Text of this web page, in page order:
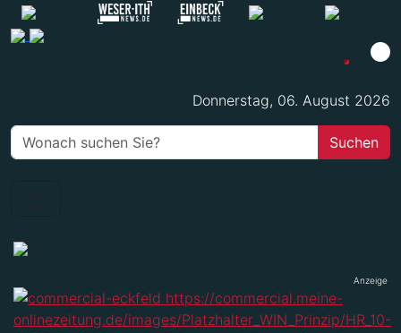
Donnerstag, 06. August 2026
Anzeige